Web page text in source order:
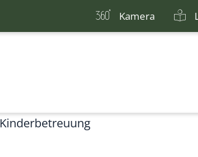
Kamera
Kinderbetreuung